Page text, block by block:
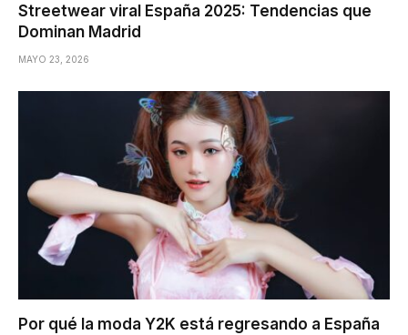
Streetwear viral España 2025: Tendencias que
Dominan Madrid
MAYO 23, 2026
Por qué la moda Y2K está regresando a España